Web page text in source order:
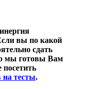
вы по какой
сдать
мы готовы Вам
на тесты.